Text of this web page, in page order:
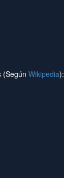
(Según Wikipedia):